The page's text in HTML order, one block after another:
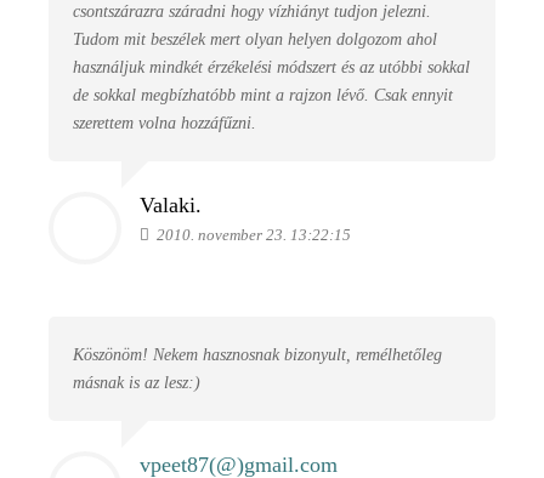
csontszárazra száradni hogy vízhiányt tudjon jelezni.
Tudom mit beszélek mert olyan helyen dolgozom ahol
használjuk mindkét érzékelési módszert és az utóbbi sokkal
de sokkal megbízhatóbb mint a rajzon lévő. Csak ennyit
szerettem volna hozzáfűzni.
Valaki.
2010. november 23. 13:22:15
Köszönöm! Nekem hasznosnak bizonyult, remélhetőleg
másnak is az lesz:)
vpeet87(@)gmail.com